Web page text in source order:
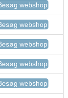
webshop
webshop
webshop
webshop
webshop